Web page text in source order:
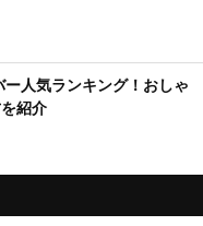
ー人気ランキング！おしゃ
紹介